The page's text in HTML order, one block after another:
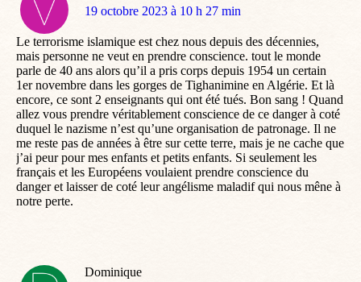
dit
19 octobre 2023 à 10 h 27 min
Le terrorisme islamique est chez nous depuis des décennies,
mais personne ne veut en prendre conscience. tout le monde
parle de 40 ans alors qu’il a pris corps depuis 1954 un certain
1er novembre dans les gorges de Tighanimine en Algérie. Et là
encore, ce sont 2 enseignants qui ont été tués. Bon sang ! Quand
allez vous prendre véritablement conscience de ce danger à coté
duquel le nazisme n’est qu’une organisation de patronage. Il ne
me reste pas de années à être sur cette terre, mais je ne cache que
j’ai peur pour mes enfants et petits enfants. Si seulement les
français et les Européens voulaient prendre conscience du
danger et laisser de coté leur angélisme maladif qui nous mêne à
notre perte.
Dominique